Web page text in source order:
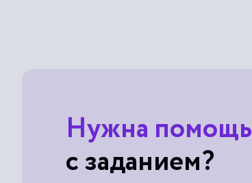
Нужна помощь
с заданием?